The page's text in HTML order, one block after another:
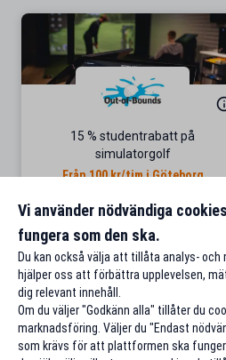
15 % studentrabatt på
simulatorgolf
Från 100 kr/tim i Göteborg
Till rabatten
Vi använder nödvändiga
fungera som den ska.
Du kan också välja att tillåta analys-
hjälper oss att förbättra upplevelsen,
dig relevant innehåll.
Om du väljer "Godkänn alla" tillåter du
marknadsföring. Väljer du "Endast
som krävs för att plattformen ska